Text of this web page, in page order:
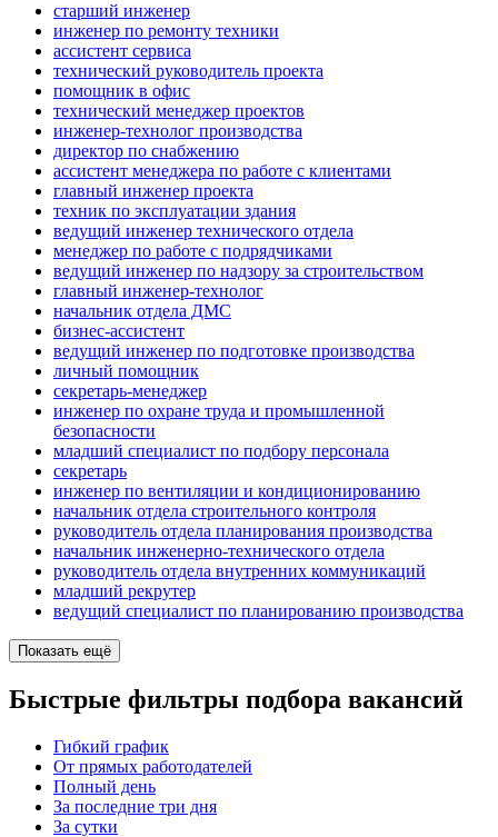
старший инженер
инженер по ремонту техники
ассистент сервиса
технический руководитель проекта
помощник в офис
технический менеджер проектов
инженер-технолог производства
директор по снабжению
ассистент менеджера по работе с клиентами
главный инженер проекта
техник по эксплуатации здания
ведущий инженер технического отдела
менеджер по работе с подрядчиками
ведущий инженер по надзору за строительством
главный инженер-технолог
начальник отдела ДМС
бизнес-ассистент
ведущий инженер по подготовке производства
личный помощник
секретарь-менеджер
инженер по охране труда и промышленной
безопасности
младший специалист по подбору персонала
секретарь
инженер по вентиляции и кондиционированию
начальник отдела строительного контроля
руководитель отдела планирования производства
начальник инженерно-технического отдела
руководитель отдела внутренних коммуникаций
младший рекрутер
ведущий специалист по планированию производства
Показать ещё
Быстрые фильтры подбора вакансий
Гибкий график
От прямых работодателей
Полный день
За последние три дня
За сутки